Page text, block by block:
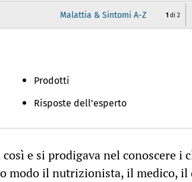
Malattia & Sintomi A-Z
Prodotti
Risposte dell'esperto
1 di 2
e si prodigava nel conoscere i
modo il nutrizionista, il medico,